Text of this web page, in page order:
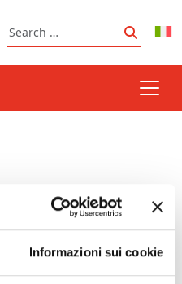
Informazioni sui cookie
Search
Search
outdoor pool in